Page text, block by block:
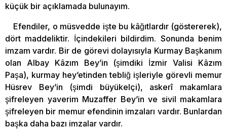
küçük bir açıklamada bulunayım.
Efendiler, o müsvedde işte bu kâğıtlardır (göstererek),
dört maddeliktir. İçindekileri bildirdim. Sonunda benim
imzam vardır. Bir de görevi dolayısıyla Kurmay Başkanım
olan Albay Kâzım Bey’in (şimdiki İzmir Valisi Kâzım
Paşa), kurmay hey’etinden tebliğ işleriyle görevli memur
Hüsrev Bey’in (şimdi büyükelçi), askerî makamlara
şifreleyen yaverim Muzaffer Bey’in ve sivil makamlara
şifreleyen bir memur efendinin imzaları vardır. Bunlardan
başka daha bazı imzalar vardır.